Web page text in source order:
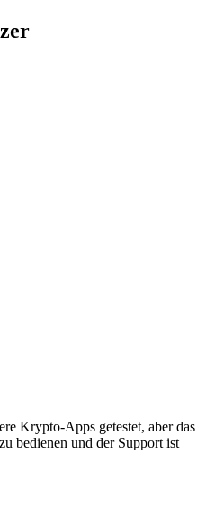
Krypto-Apps getestet, aber das
bedienen und der Support ist